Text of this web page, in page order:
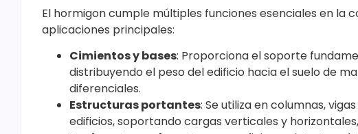
El hormigon cumple múltiples funciones esenciales en la
aplicaciones principales:
Cimientos y bases: Proporciona el soporte
distribuyendo el peso del edificio hacia el suelo de
diferenciales.
Estructuras portantes: Se utiliza en columnas,
edificios, soportando cargas verticales y